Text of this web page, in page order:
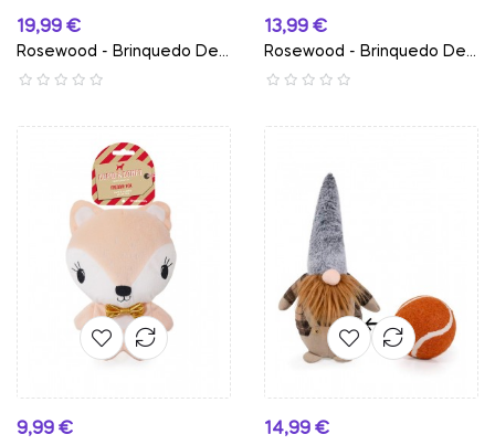
Preço
19,99 €
Rosewood - Brinquedo De...
Preço
13,99 €
Rosewood - Brinquedo De...
Preço
9,99 € Preço
14,99 €